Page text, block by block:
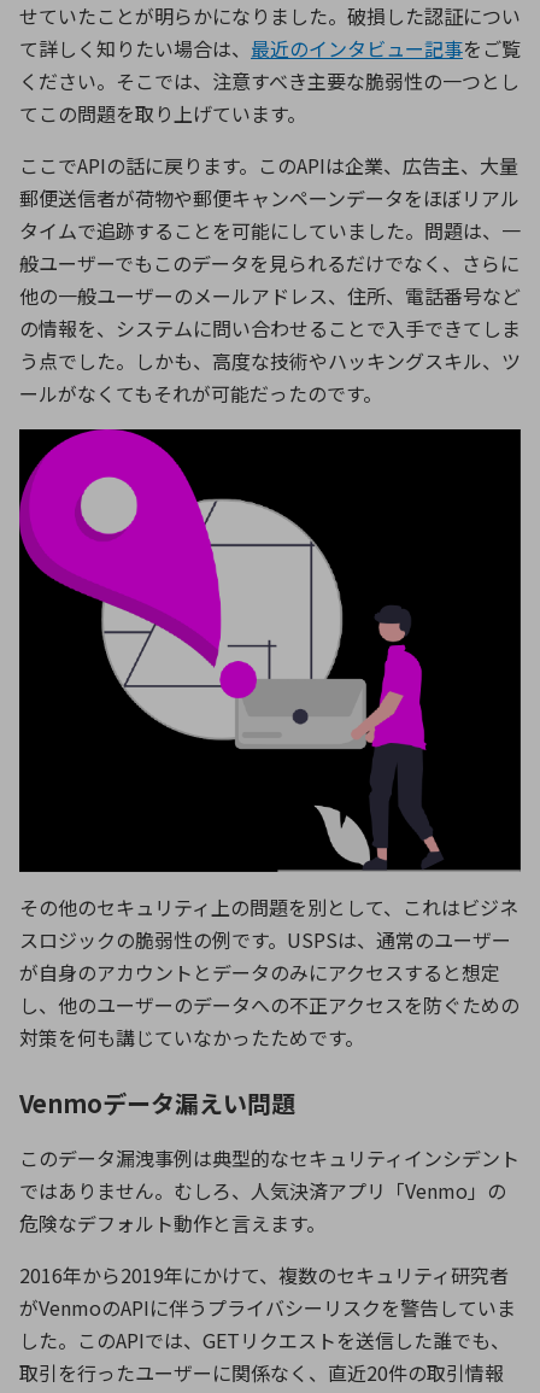
せていたことが明らかになりました。破損した認証につい
て詳しく知りたい場合は、 最近のインタビュー記事をご覧
ください。そこでは、注意すべき主要な脆弱性の一つとし
てこの問題を取り上げています。
ここでAPIの話に戻ります。このAPIは企業、広告主、大量
郵便送信者が荷物や郵便キャンペーンデータをほぼリアル
タイムで追跡することを可能にしていました。問題は、一
般ユーザーでもこのデータを見られるだけでなく、さらに
他の一般ユーザーのメールアドレス、住所、電話番号など
の情報を、システムに問い合わせることで入手できてしま
う点でした。しかも、高度な技術やハッキングスキル、ツ
ールがなくてもそれが可能だったのです。
その他のセキュリティ上の問題を別として、これはビジネ
スロジックの脆弱性の例です。USPSは、通常のユーザー
が自身のアカウントとデータのみにアクセスすると想定
し、他のユーザーのデータへの不正アクセスを防ぐための
対策を何も講じていなかったためです。
Venmoデータ漏えい問題
このデータ漏洩事例は典型的なセキュリティインシデント
ではありません。むしろ、人気決済アプリ「Venmo 」の
危険なデフォルト動作と言えます。
2016年から2019年にかけて、複数のセキュリティ研究者
がVenmoのAPIに伴うプライバシーリスクを警告していま
した。このAPIでは、 GETリクエストを送信した誰でも、
取引を行ったユーザーに関係なく、直近20件の取引情報